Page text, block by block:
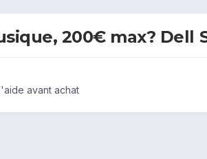
200€ max? Dell
avant achat